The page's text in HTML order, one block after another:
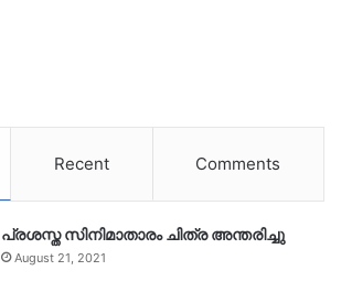
Recent Comments
പ്രശസ്ത സിനിമാതാരം ചിത്ര അന്തരിച്ചു
August 21, 2021